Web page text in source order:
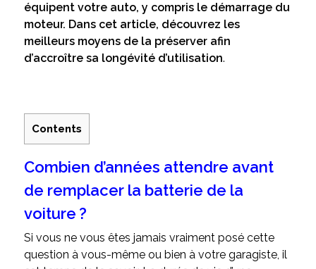
équipent votre auto, y compris le démarrage du
moteur. Dans cet article, découvrez les
meilleurs moyens de la préserver afin
d’accroître sa longévité d’utilisation.
Contents
Combien d’années attendre avant
de remplacer la batterie de la
voiture ?
Si vous ne vous êtes jamais vraiment posé cette
question à vous-même ou bien à votre garagiste, il